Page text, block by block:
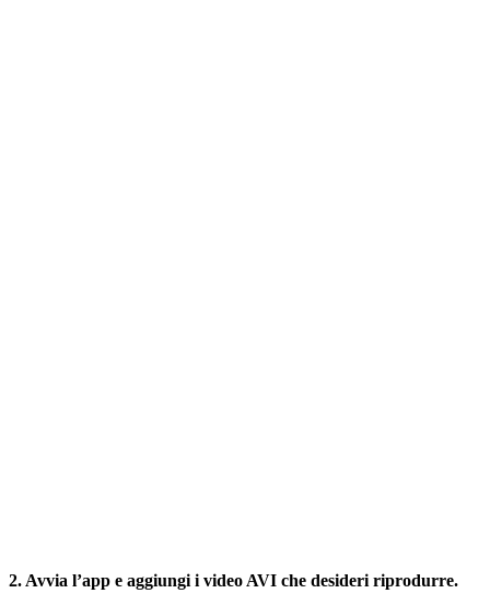
2. Avvia l’app e aggiungi i video AVI che desideri riprodurre.